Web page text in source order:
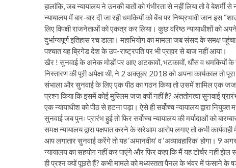
हालांकि, जब न्यायालय ने उनकी बातों को गंभीरता से नहीं लिया तो वे बेशर्मी
न्यायालय में बार-बार दी जा रही धमकियों को बेंच पर निष्प्रभावी जान इस
लिए विपक्षी राजनेताओं को एकत्र कर लिया। कुछ वरिष्ठ न्यायाधीशों को
दुर्भाग्यपूर्ण इतिहास रच डाला। महाभियोग का मामला जब संसद के समक्ष
पश्चात यह ब्रिगेड देश के उप-राष्ट्रपति पर भी प्रहार से बाज नहीं आया।
खैर ! सुनवाई के अनेक मोड़ों पर आए अटकावों, भटकावों, धौंस व धमकियों के
निस्तारण की पूरी अपेक्षा थी, ने 2 अक्तूबर 2018 को अपना कार्यकाल तो
संभाला और सुनवाई के लिए एक पीठ का गठन किया तो उसमें शामिल एक जज
प्रश्न किया कि इसमें कोई मुस्लिम जज क्यों नहीं है? अंततोगत्वा सुनवाई प्रारंभ
एक न्यायाधीश को पीठ से हटना पड़ा। ऐसे ही सर्वोच्च न्यायालय द्वारा
सुनवाई जब पुनः प्रारंभ हुई तो फिर सर्वोच्च न्यायालय की मर्यादाओं को
समक्ष न्यायालय द्वारा पक्षपात करने के सरेआम आरोप लगाए तो कभी
आप लगातार सुनवाई करेंगे तो यह ‘अमानवीय’ व ‘अव्यावहारिक’ होगा। 9
न्यायालय का सहयोग नहीं कर पाएंगे और फिर कहा कि मैं यह टोर्चर नहीं
ही प्रश्न क्यों पूछते हैं? कभी मामले को मध्यस्तता पैनल के भंवर में फंसाने के